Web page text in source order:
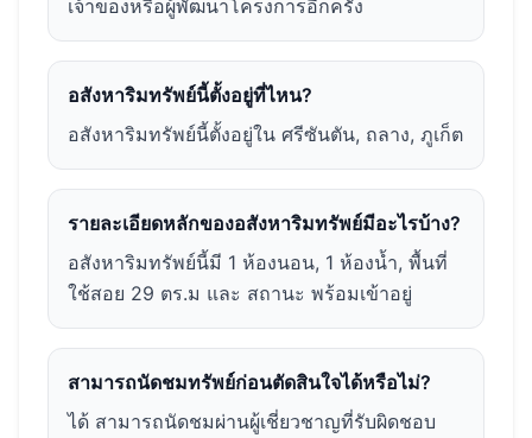
เจ้าของหรือผู้พัฒนาโครงการอีกครั้ง
อสังหาริมทรัพย์นี้ตั้งอยู่ที่ไหน?
อสังหาริมทรัพย์นี้ตั้งอยู่ใน ศรีซันตัน, ถลาง, ภูเก็ต
รายละเอียดหลักของอสังหาริมทรัพย์มีอะไรบ้าง?
อสังหาริมทรัพย์นี้มี 1 ห้องนอน, 1 ห้องน้ำ, พื้นที่
ใช้สอย 29 ตร.ม และ สถานะ พร้อมเข้าอยู่
สามารถนัดชมทรัพย์ก่อนตัดสินใจได้หรือไม่?
ได้ สามารถนัดชมผ่านผู้เชี่ยวชาญที่รับผิดชอบ